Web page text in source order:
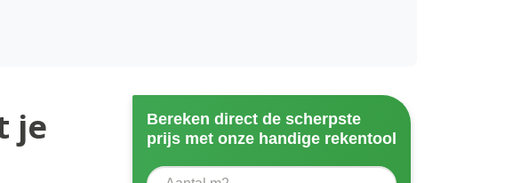
je
Bereken direct de scherpste
prijs met onze handige rekentool
Aantal vierkante meter